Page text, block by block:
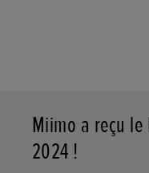
Miimo a reçu le
2024 !